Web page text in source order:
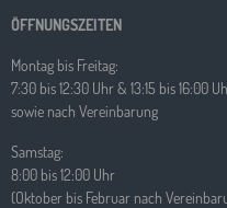
ÖFFNUNGSZEITEN
Montag bis Freitag:
7:30 bis 12:30 Uhr & 13:15 bis 16:00
sowie nach Vereinbarung
Samstag:
8:00 bis 12:00 Uhr
(Oktober bis Februar nach